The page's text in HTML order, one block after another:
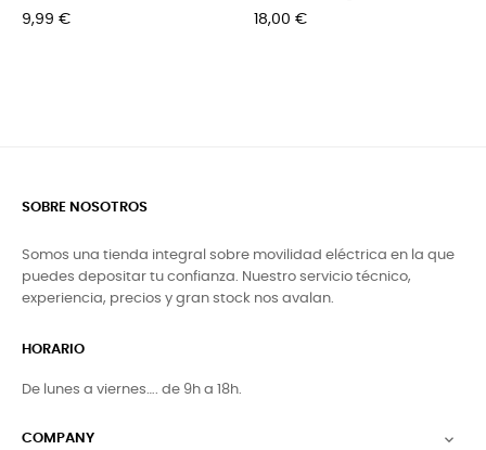
Precio
9,99 € Precio
18,00 €
SOBRE NOSOTROS
Somos una tienda integral sobre movilidad eléctrica en la que
puedes depositar tu confianza. Nuestro servicio técnico,
experiencia, precios y gran stock nos avalan.
HORARIO
De lunes a viernes…. de 9h a 18h.
COMPANY 